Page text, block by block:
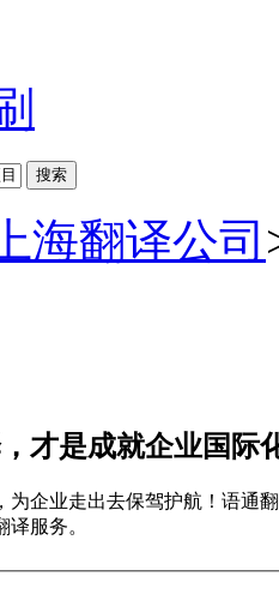
上海翻译公司
才是成就企业国际
为企业走出去保驾护航！语通
服务。